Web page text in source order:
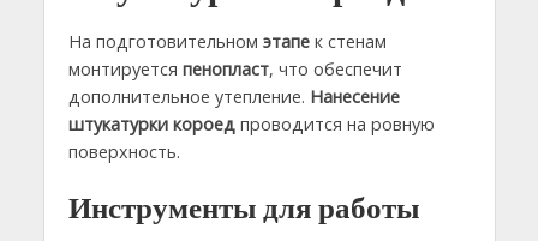
На подготовительном этапек стенам
монтируется пенопласт, что обеспечит
дополнительное утепление. Нанесение
штукатурки короедпроводится на ровную
поверхность.
Инструменты для работы